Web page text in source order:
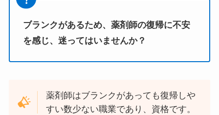
ブランクがあるため、薬剤師の復帰に不安
を感じ、迷ってはいませんか？
薬剤師はブランクがあっても復帰しや
すい数少ない職業であり、資格です。